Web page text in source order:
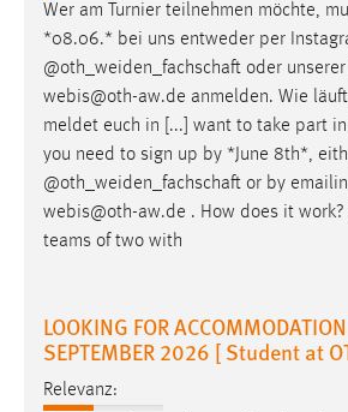
Wer am Turnier teilnehmen möchte,
*08.06.* bei uns entweder per
@oth_weiden_fachschaft oder
webis@oth-aw.de anmelden. Wie
meldet euch in [...] want to take part
you need to sign up by *June 8th*,
@oth_weiden_fachschaft or by
webis@oth-aw.de . How does it work?
teams of two with
LOOKING FOR
SEPTEMBER 2026 [ Student at
Relevanz:
STATISTIK
Statistik Cookies erfassen
Diese Informationen helfen uns zu
unsere Besucher unsere Website
Matomo
Name:
_pk_ref, _pk_cvar, _pk_id, _pk_ses
Zugriffsstatistik
Cookie Laufzeit:
Max. 13 Monate